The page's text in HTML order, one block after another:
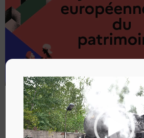
JEP 2026
lire l'article
Lecteur
vidéo